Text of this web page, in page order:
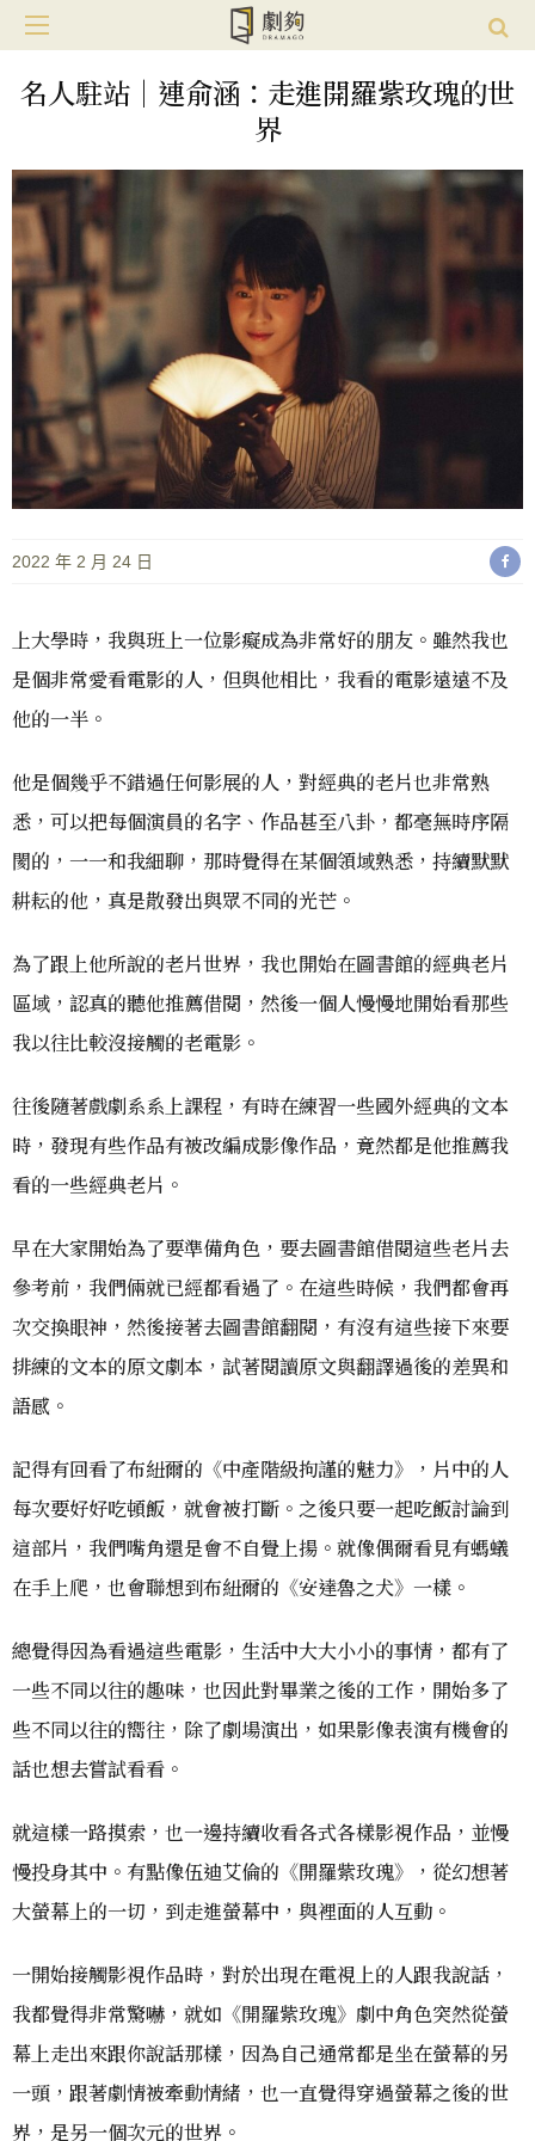
名人駐站｜連俞涵：走進開羅紫玫瑰的世
界
2022 年 2 月 24 日
上大學時，我與班上一位影癡成為非常好的朋友。雖然我也
是個非常愛看電影的人，但與他相比，我看的電影遠遠不及
他的一半。
他是個幾乎不錯過任何影展的人，對經典的老片也非常熟
悉，可以把每個演員的名字、作品甚至八卦，都毫無時序隔
閡的，一一和我細聊，那時覺得在某個領域熟悉，持續默默
耕耘的他，真是散發出與眾不同的光芒。
為了跟上他所說的老片世界，我也開始在圖書館的經典老片
區域，認真的聽他推薦借閱，然後一個人慢慢地開始看那些
我以往比較沒接觸的老電影。
往後隨著戲劇系系上課程，有時在練習一些國外經典的文本
時，發現有些作品有被改編成影像作品，竟然都是他推薦我
看的一些經典老片。
早在大家開始為了要準備角色，要去圖書館借閱這些老片去
參考前，我們倆就已經都看過了。在這些時候，我們都會再
次交換眼神，然後接著去圖書館翻閱，有沒有這些接下來要
排練的文本的原文劇本，試著閱讀原文與翻譯過後的差異和
語感。
記得有回看了布紐爾的《中產階級拘謹的魅力》，片中的人
每次要好好吃頓飯，就會被打斷。之後只要一起吃飯討論到
這部片，我們嘴角還是會不自覺上揚。就像偶爾看見有螞蟻
在手上爬，也會聯想到布紐爾的《安達魯之犬》一樣。
總覺得因為看過這些電影，生活中大大小小的事情，都有了
一些不同以往的趣味，也因此對畢業之後的工作，開始多了
些不同以往的嚮往，除了劇場演出，如果影像表演有機會的
話也想去嘗試看看。
就這樣一路摸索，也一邊持續收看各式各樣影視作品，並慢
慢投身其中。有點像伍迪艾倫的《開羅紫玫瑰》，從幻想著
大螢幕上的一切，到走進螢幕中，與裡面的人互動。
一開始接觸影視作品時，對於出現在電視上的人跟我說話，
我都覺得非常驚嚇，就如《開羅紫玫瑰》劇中角色突然從螢
幕上走出來跟你說話那樣，因為自己通常都是坐在螢幕的另
一頭，跟著劇情被牽動情緒，也一直覺得穿過螢幕之後的世
界，是另一個次元的世界。